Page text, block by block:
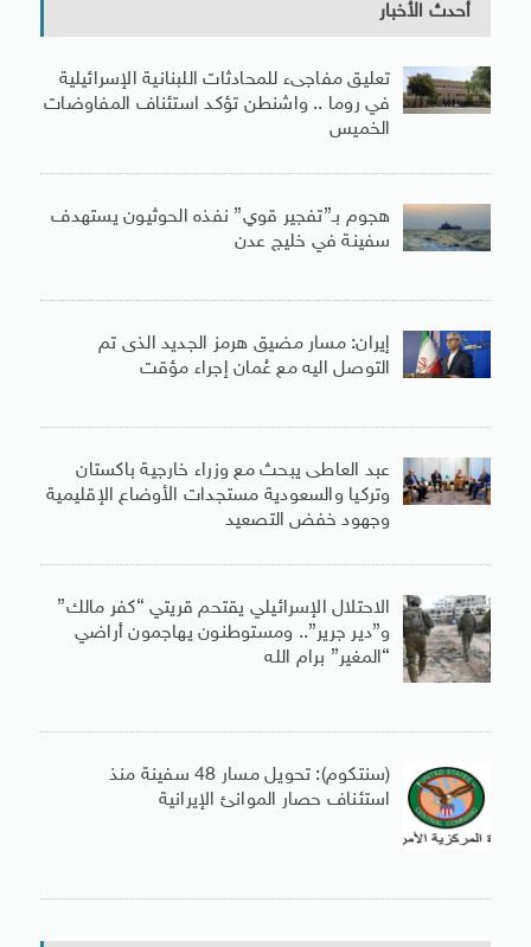
أحدث الأخبار
تعليق مفاجىء للمحادثات اللبنانية الإسرائيلية
في روما .. واشنطن تؤكد استئناف المفاوضات
الخميس
هجوم بـ”تفجير قوي” نفذه الحوثيون يستهدف
سفينة في خليج عدن
إيران: مسار مضيق هرمز الجديد الذى تم
التوصل اليه مع عُمان إجراء مؤقت
عبد العاطى يبحث مع وزراء خارجية باكستان
وتركيا والسعودية مستجدات الأوضاع الإقليمية
وجهود خفض التصعيد
الاحتلال الإسرائيلي يقتحم قريتي “كفر مالك”
و”دير جرير”.. ومستوطنون يهاجمون أراضي
“المغير” برام الله
(سنتكوم): تحويل مسار 48 سفينة منذ
استئناف حصار الموانئ الإيرانية